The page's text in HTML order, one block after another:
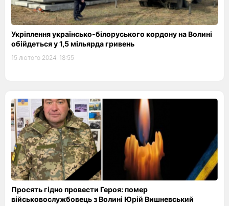
Укріплення українсько-білоруського кордону на Волині
обійдеться у 1,5 мільярда гривень
15 лютого 2024, 18:55
Просять гідно провести Героя: помер
військовослужбовець з Волині Юрій Вишневський